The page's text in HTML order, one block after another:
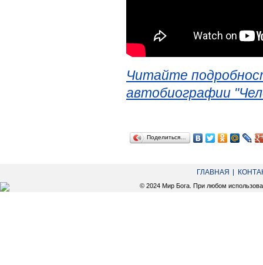
Читайте
автобиографии
Поделиться…
ГЛАВНАЯ
© 2024 Мир Бога. При любом